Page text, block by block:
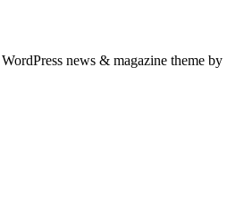
news & magazine theme by